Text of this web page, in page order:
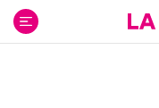
contenido